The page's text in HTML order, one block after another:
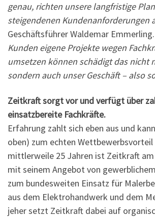
genau, richten unsere langfristige
steigendenen Kundenanforderungen
Geschäftsführer Waldemar Emmerling.
Kunden eigene Projekte wegen
umsetzen können schädigt das nicht
sondern auch unser Geschäft – also
Zeitkraft sorgt vor und verfügt über
einsatzbereite Fachkräfte.
Erfahrung zahlt sich eben aus und
oben) zum echten
mittlerweile 25 Jahren ist Zeitkraft
mit seinem Angebot von
zum bundesweiten Einsatz für
aus dem Elektrohandwerk und dem
jeher setzt Zeitkraft dabei auf